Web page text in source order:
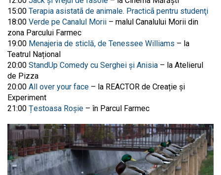
15:00 Terapia asistatã de animale. Practicã pentru studenţi
18:00 Verde pe Canalul Morii – malul Canalului Morii din
zona Parcului Farmec
19:00 Menajeria de sticlă, de Tenessee Williams – la
Teatrul Național
20:00 StandUp Comedy cu Serghei și Anisia – la Atelierul
de Pizza
20:00 All over your face – la REACTOR de Creație și
Experiment
21:00 Țestoasa Roșie – în Parcul Farmec